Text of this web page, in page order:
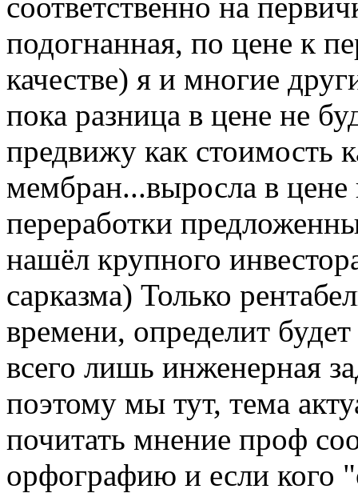
подогнанная, по цене к
качестве) я и многие
пока разница в цене не
предвижу как стоимость
мембран...выросла в цене
переработки
нашёл крупного
сарказма) Только
времени, определит
всего лишь инженерная
поэтому мы тут, тема
почитать мнение проф
орфографию и если кого